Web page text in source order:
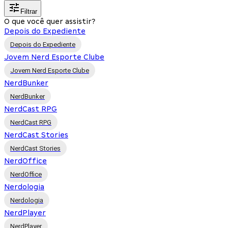
Filtrar
O que você quer assistir?
Depois do Expediente
Depois do Expediente
Jovem Nerd Esporte Clube
Jovem Nerd Esporte Clube
NerdBunker
NerdBunker
NerdCast RPG
NerdCast RPG
NerdCast Stories
NerdCast Stories
NerdOffice
NerdOffice
Nerdologia
Nerdologia
NerdPlayer
NerdPlayer